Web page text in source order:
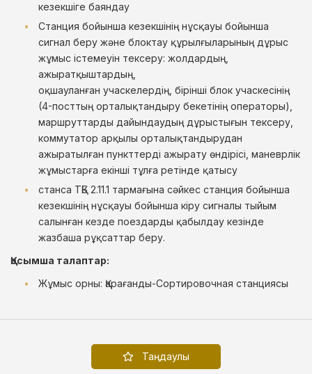
кезекшіге баяндау
Станция бойынша кезекшінің нұсқауы бойынша
сигнал беру және блоктау құрылғыларының дұрыс
жұмыс істемеуін тексеру: жолдардың,
ажыратқыштардың,
оқшауланған учаскелердің, бірінші блок учаскесінің
(4-посттың орталықтандыру бекетінің операторы),
маршруттарды дайындаудың дұрыстығын тексеру,
коммутатор арқылы орталықтандырудан
ажыратылған пункттерді ажырату өндірісі, маневрлік
жұмыстарға екінші тұлға ретінде қатысу
станса ТҚБ 2.11.1 тармағына сәйкес станция бойынша
кезекшінің нұсқауы бойынша кіру сигналы тыйым
салынған кезде поездарды қабылдау кезінде
жазбаша рұқсаттар беру.
Қосымша талаптар:
Жұмыс орны: Қарағанды-Сортировочная станциясы
Таңдаулы